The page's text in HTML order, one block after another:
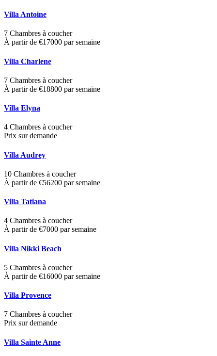
Villa Antoine
7 Chambres à coucher
À partir de €17000 par semaine
Villa Charlene
7 Chambres à coucher
À partir de €18800 par semaine
Villa Elyna
4 Chambres à coucher
Prix sur demande
Villa Audrey
10 Chambres à coucher
À partir de €56200 par semaine
Villa Tatiana
4 Chambres à coucher
À partir de €7000 par semaine
Villa Nikki Beach
5 Chambres à coucher
À partir de €16000 par semaine
Villa Provence
7 Chambres à coucher
Prix sur demande
Villa Sainte Anne